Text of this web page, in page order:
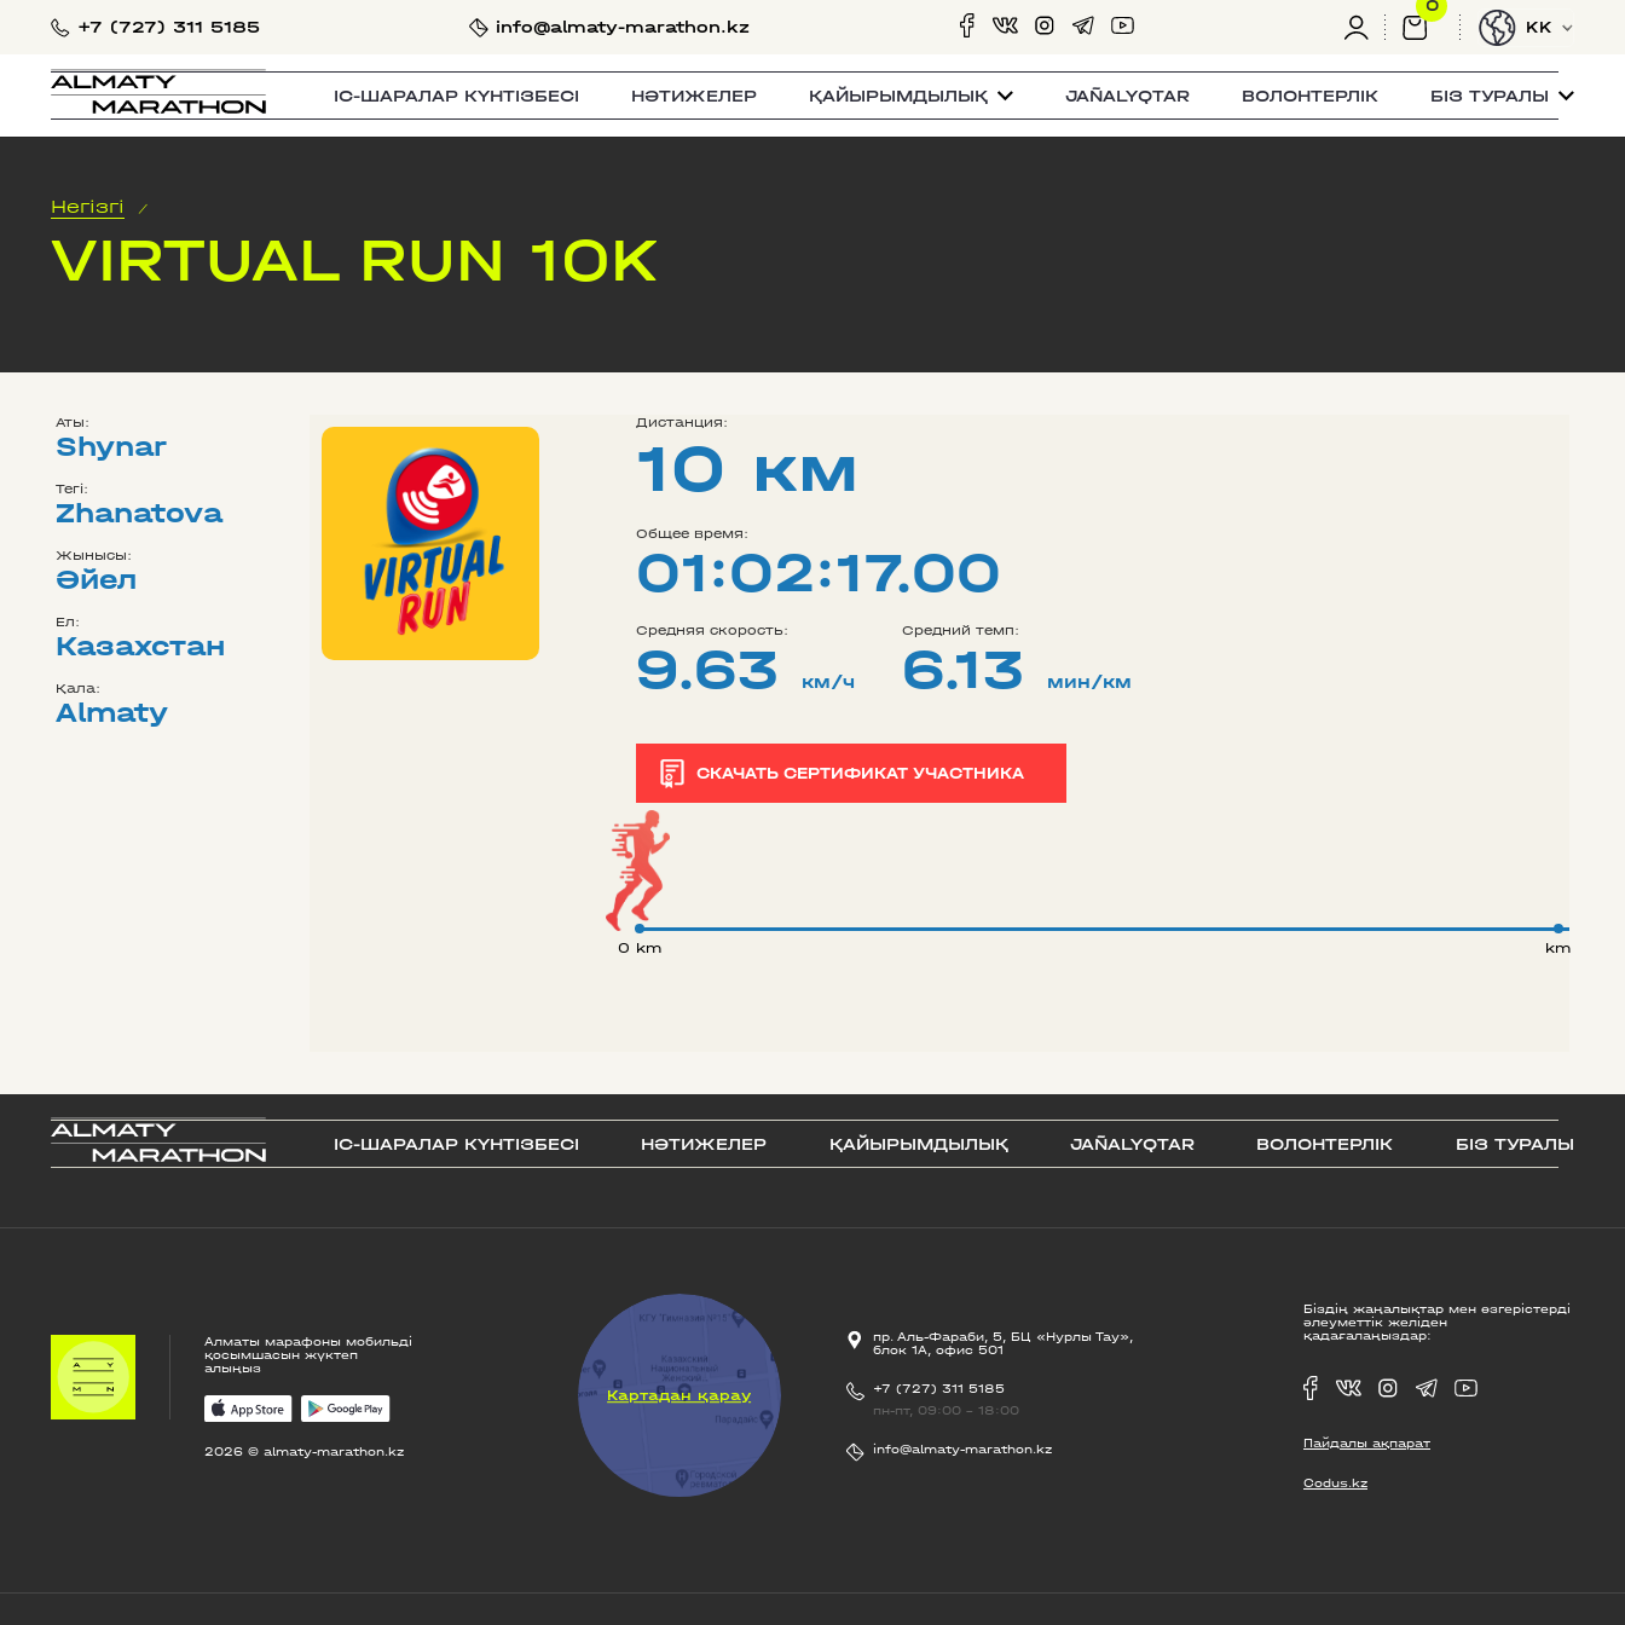
+7 (727) 311 5185 info@almaty-marathon.kz
0
KK
IС-ШАРАЛАР КҮНТІЗБЕСI НӘТИЖЕЛЕР ҚАЙЫРЫМДЫЛЫҚ JAÑALYQTAR ВОЛОНТЕРЛІК БІЗ ТУРАЛЫ
Негізгі /
VIRTUAL RUN 10K
Аты:
Shynar
Тегі:
Zhanatova
Жынысы:
Әйел
Ел:
Казахстан
Қала:
Almaty
Дистанция:
10 км
Общее время:
01:02:17.00
Средняя скорость:
9.63 км/ч
Средний темп:
6.13 мин/км
СКАЧАТЬ СЕРТИФИКАТ УЧАСТНИКА
0 km km
IС-ШАРАЛАР КҮНТІЗБЕСI НӘТИЖЕЛЕР ҚАЙЫРЫМДЫЛЫҚ JAÑALYQTAR ВОЛОНТЕРЛІК БІЗ ТУРАЛЫ
Алматы марафоны мобильді
қосымшасын жүктеп
алыңыз
2026 © almaty-marathon.kz
Картадан қарау
пр. Аль-Фараби, 5, БЦ «Нурлы Тау»,
блок 1А, офис 501
+7 (727) 311 5185
пн-пт, 09:00 - 18:00
info@almaty-marathon.kz
Біздің жаңалықтар мен өзгерістерді
әлеуметтік желіден
қадағалаңыздар:
Пайдалы ақпарат
Codus.kz